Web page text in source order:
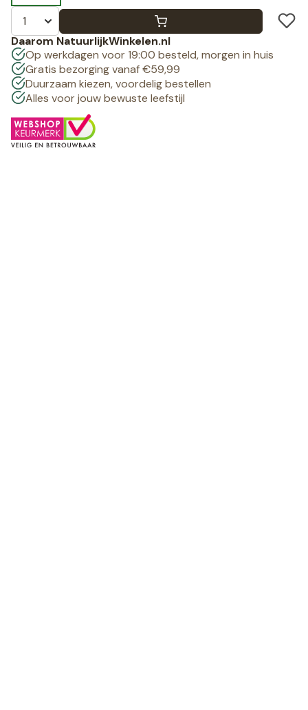
Daarom NatuurlijkWinkelen.nl
Op werkdagen voor 19:00 besteld, morgen in huis
Gratis bezorging vanaf €59,99
Duurzaam kiezen, voordelig bestellen
Alles voor jouw bewuste leefstijl